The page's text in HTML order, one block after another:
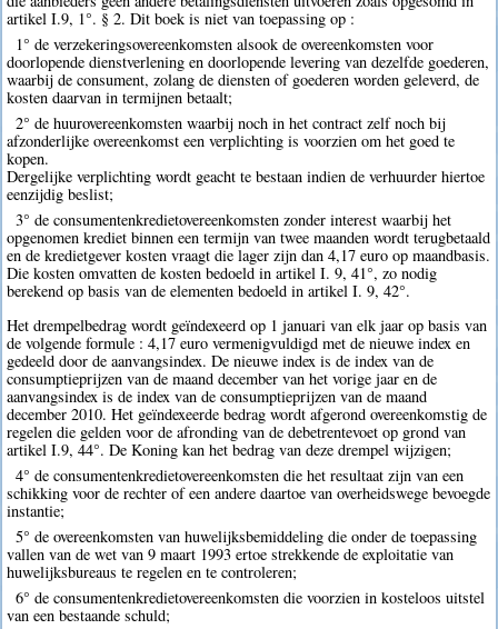
artikel I.9, 1°. § 2. Dit boek is niet van toepassing op :
1° de verzekeringsovereenkomsten alsook de overeenkomsten voor
doorlopende dienstverlening en doorlopende levering van dezelfde goederen,
waarbij de consument, zolang de diensten of goederen worden geleverd, de
kosten daarvan in termijnen betaalt;
2° de huurovereenkomsten waarbij noch in het contract zelf noch bij
afzonderlijke overeenkomst een verplichting is voorzien om het goed te
kopen.
Dergelijke verplichting wordt geacht te bestaan indien de verhuurder hiertoe
eenzijdig beslist;
3° de consumentenkredietovereenkomsten zonder interest waarbij het
opgenomen krediet binnen een termijn van twee maanden wordt terugbetaald
en de kredietgever kosten vraagt die lager zijn dan 4,17 euro op maandbasis.
Die kosten omvatten de kosten bedoeld in artikel I. 9, 41°, zo nodig
berekend op basis van de elementen bedoeld in artikel I. 9, 42°.
Het drempelbedrag wordt geïndexeerd op 1 januari van elk jaar op basis van
de volgende formule : 4,17 euro vermenigvuldigd met de nieuwe index en
gedeeld door de aanvangsindex. De nieuwe index is de index van de
consumptieprijzen van de maand december van het vorige jaar en de
aanvangsindex is de index van de consumptieprijzen van de maand
december 2010. Het geïndexeerde bedrag wordt afgerond overeenkomstig de
regelen die gelden voor de afronding van de debetrentevoet op grond van
artikel I.9, 44°. De Koning kan het bedrag van deze drempel wijzigen;
4° de consumentenkredietovereenkomsten die het resultaat zijn van een
schikking voor de rechter of een andere daartoe van overheidswege bevoegde
instantie;
5° de overeenkomsten van huwelijksbemiddeling die onder de toepassing
vallen van de wet van 9 maart 1993 ertoe strekkende de exploitatie van
huwelijksbureaus te regelen en te controleren;
6° de consumentenkredietovereenkomsten die voorzien in kosteloos uitstel
van een bestaande schuld;